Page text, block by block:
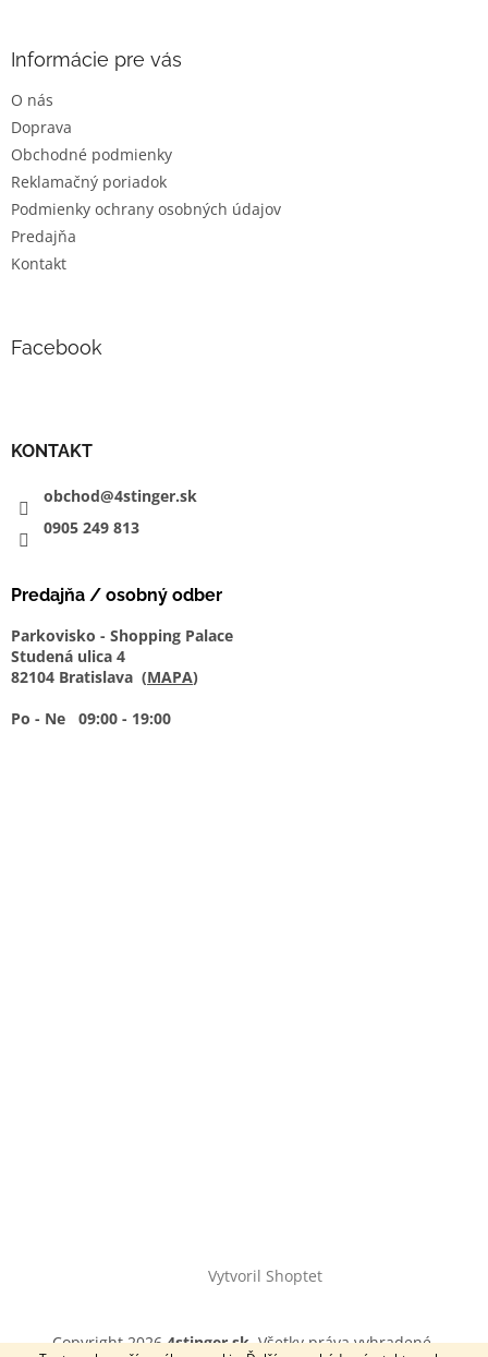
Informácie pre vás
O nás
Doprava
Obchodné podmienky
Reklamačný poriadok
Podmienky ochrany osobných údajov
Predajňa
Kontakt
Facebook
KONTAKT
obchod@4stinger.sk
0905 249 813
Predajňa / osobný odber
Parkovisko - Shopping Palace
Studená ulica 4
82104 Bratislava (MAPA)
Po - Ne 09:00 - 19:00
Vytvoril Shoptet
Copyright 20264stinger.sk. Všetky práva vyhradené.